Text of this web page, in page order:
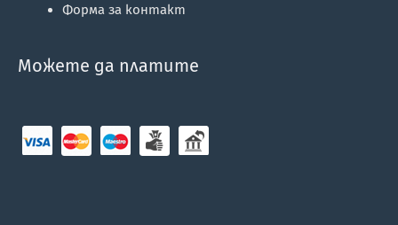
Форма за контакт
Можете да платите